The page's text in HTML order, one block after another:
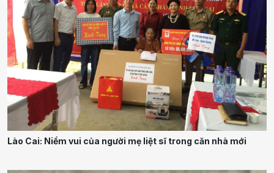
Lào Cai: Niềm vui của người mẹ liệt sĩ trong căn nhà mới